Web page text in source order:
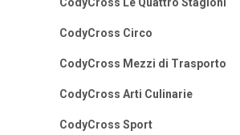
CodyCross Le Quattro Stagioni
CodyCross Circo
CodyCross Mezzi di Trasporto
CodyCross Arti Culinarie
CodyCross Sport